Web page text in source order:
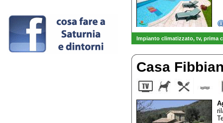
Impianto climatizzato, tv, prima
Casa